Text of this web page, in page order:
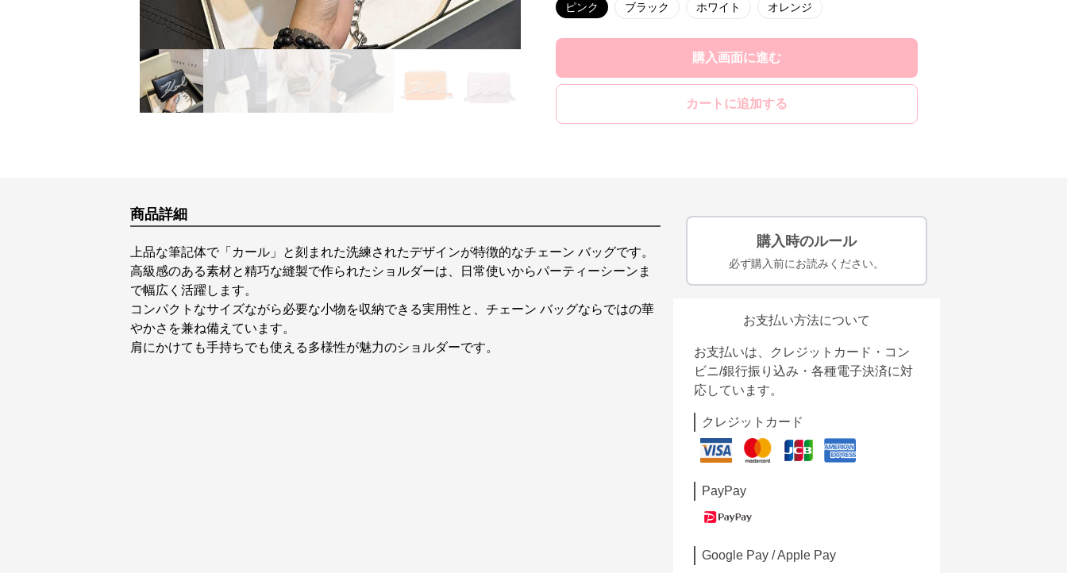
ピンク ブラック ホワイト オレンジ
購入画面に進む
カートに追加する
商品詳細
上品な筆記体で「カール」と刻まれた洗練されたデザインが特徴的なチェーン バッグです。
高級感のある素材と精巧な縫製で作られたショルダーは、日常使いからパーティーシーンま
で幅広く活躍します。
コンパクトなサイズながら必要な小物を収納できる実用性と、チェーン バッグならではの華
やかさを兼ね備えています。
肩にかけても手持ちでも使える多様性が魅力のショルダーです。
購入時のルール
必ず購入前にお読みください。
お支払い方法について
お支払いは、クレジットカード・コン
ビニ/銀行振り込み・各種電子決済に対
応しています。
クレジットカード
PayPay
Google Pay / Apple Pay